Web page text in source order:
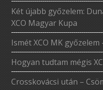
Két újabb győzelem:
XCO Magyar Kupa
Ismét XCO MK
Hogyan tudtam mégis
Crosskovácsi után –